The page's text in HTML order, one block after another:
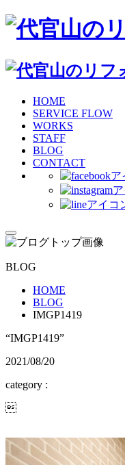
HOME
SERVICE FLOW
WORKS
STAFF
BLOG
CONTACT
BLOG
HOME
BLOG
IMGP1419
“IMGP1419”
2021/08/20
category :
